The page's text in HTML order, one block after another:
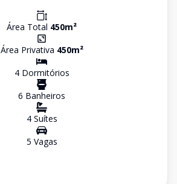
Área Total 450m²
Área Privativa 450m²
4Dormitórios
6 Banheiros
4Suítes
5 Vagas